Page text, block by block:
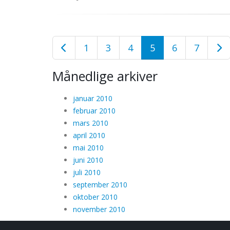
1 3 4 5 6 7
Månedlige arkiver
januar 2010
februar 2010
mars 2010
april 2010
mai 2010
juni 2010
juli 2010
september 2010
oktober 2010
november 2010